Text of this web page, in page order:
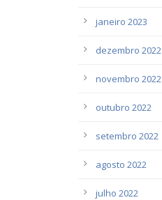
janeiro 2023
dezembro 2022
novembro 2022
outubro 2022
setembro 2022
agosto 2022
julho 2022